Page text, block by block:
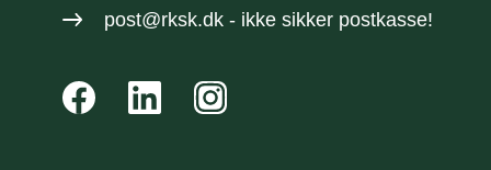
post@rksk.dk- ikke sikker postkasse!